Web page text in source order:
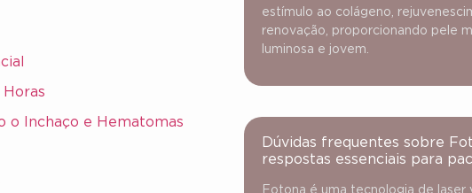
Horas
o Inchaço e Hematomas
estímulo ao colágeno,
renovação, proporcionando pele
luminosa e jovem.
Dúvidas frequentes sobre
respostas essenciais para
Fotona é uma tecnologia de laser